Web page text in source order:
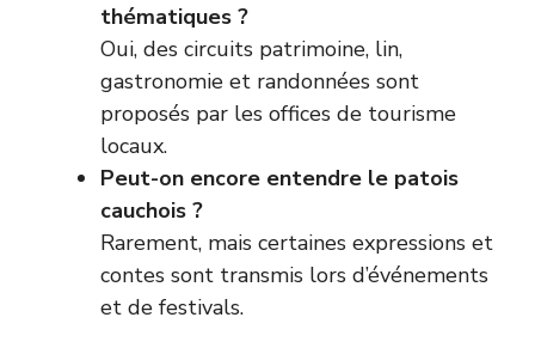
thématiques ?
Oui, des circuits patrimoine, lin,
gastronomie et randonnées sont
proposés par les offices de tourisme
locaux.
Peut-on encore entendre le patois
cauchois ?
Rarement, mais certaines expressions et
contes sont transmis lors d’événements
et de festivals.